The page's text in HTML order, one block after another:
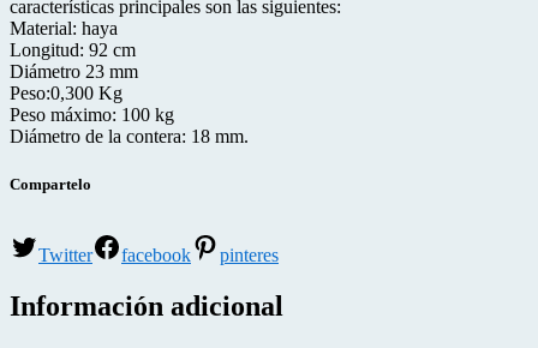
características principales son las siguientes:
Material: haya
Longitud: 92 cm
Diámetro 23 mm
Peso:0,300 Kg
Peso máximo: 100 kg
Diámetro de la contera: 18 mm.
Compartelo
Twitter facebook pinteres
Información adicional